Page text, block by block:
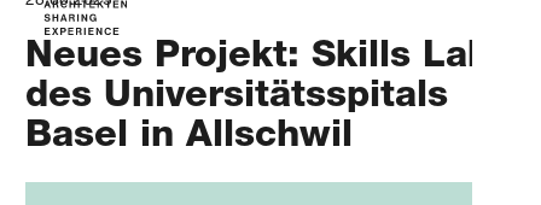
Neues Projekt: Skills Lab
des Universitätsspitals
Basel in Allschwil